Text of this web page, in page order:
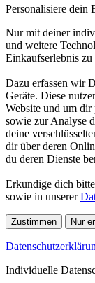
Personalisiere dein
Nur mit deiner
und weitere
Einkaufserlebnis zu
Dazu erfassen wir
Geräte. Diese
Website und um dir
sowie zur Analyse
deine
dir über deren
du deren Dienste
Erkundige dich
sowie in unserer
Zustimmen Nur
Individuelle